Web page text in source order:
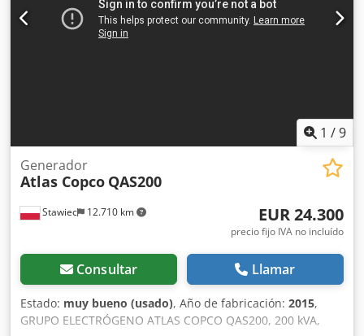
modelo del motor: John Deere / 4045HI551 Sistema de
tratamiento del aire comprimido compuesto por:
intercambiador de calor del aire comprimido, separador
1 /9
Stawiec 12.710 km
Generador
Atlas Copco QAS200
EUR 24.300
precio fijo IVA no incluído
Consultar Llamar
Estado: muy bueno (usado), Año de fabricación: 2015,
GRUPO ELECTRÓGENO ATLAS COPCO QAS200, 200 kVA,